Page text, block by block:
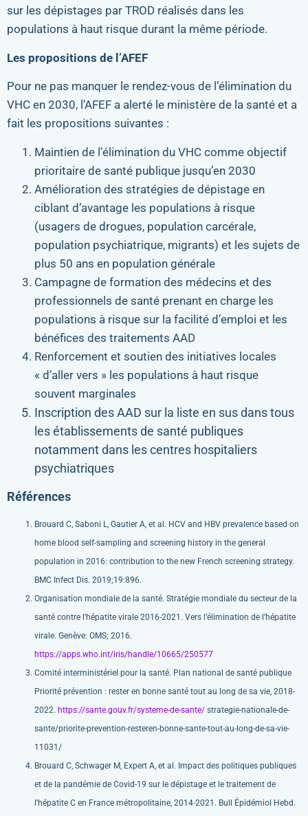
sur les dépistages par TROD réalisés dans les
populations à haut risque durant la même période.
Les propositions de l’AFEF
Pour ne pas manquer le rendez-vous de l’élimination du
VHC en 2030, l’AFEF a alerté le ministère de la santé et a
fait les propositions suivantes :
Maintien de l’élimination du VHC comme objectif
prioritaire de santé publique jusqu’en 2030
Amélioration des stratégies de dépistage en
ciblant d’avantage les populations à risque
(usagers de drogues, population carcérale,
population psychiatrique, migrants) et les sujets de
plus 50 ans en population générale
Campagne de formation des médecins et des
professionnels de santé prenant en charge les
populations à risque sur la facilité d’emploi et les
bénéfices des traitements AAD
Renforcement et soutien des initiatives locales
« d’aller vers » les populations à haut risque
souvent marginales
Inscription des AAD sur la liste en sus dans tous
les établissements de santé publiques
notamment dans les centres hospitaliers
psychiatriques
Références
Brouard C, Saboni L, Gautier A, et al. HCV and HBV prevalence based on
home blood self-sampling and screening history in the general
population in 2016: contribution to the new French screening strategy.
BMC Infect Dis. 2019;19:896.
Organisation mondiale de la santé. Stratégie mondiale du secteur de la
santé contre l’hépatite virale 2016-2021. Vers l’élimination de l’hépatite
virale. Genève: OMS; 2016.
https://apps.who.int/iris/handle/10665/250577
Comité interministériel pour la santé. Plan national de santé publique
Priorité prévention : rester en bonne santé tout au long de sa vie, 2018-
2022. https://sante.gouv.fr/systeme-de-sante/ strategie-nationale-de-
sante/priorite-prevention-resteren-bonne-sante-tout-au-long-de-sa-vie-
11031/
Brouard C, Schwager M, Expert A, et al. Impact des politiques publiques
et de la pandémie de Covid-19 sur le dépistage et le traitement de
l’hépatite C en France métropolitaine, 2014-2021. Bull Épidémiol Hebd.